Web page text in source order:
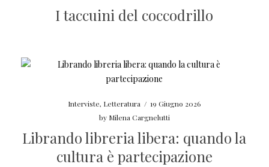
I taccuini del coccodrillo
Interviste, Letteratura / 19 Giugno 2026
by Milena Cargnelutti
Librando libreria libera: quando la
cultura è partecipazione